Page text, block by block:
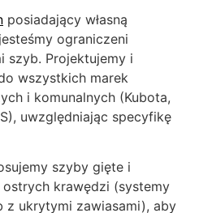
posiadający własną
ograniczeni
szyb. Projektujemy i
wszystkich marek
i komunalnych (Kubota,
uwzględniając specyfikę
szyby gięte i
krawędzi (systemy
z ukrytymi zawiasami), aby